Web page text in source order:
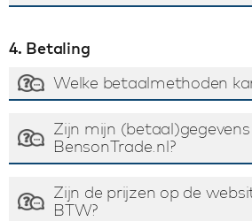
4. Betaling
Welke betaalmethoden
Zijn mijn (betaal)gegevens
BensonTrade.nl?
Zijn de prijzen op de
BTW?